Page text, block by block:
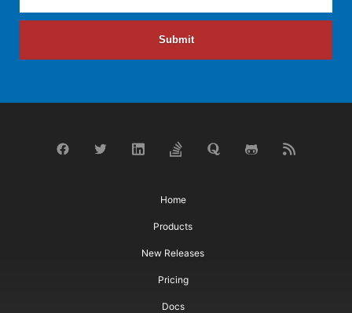
Submit
Home
Products
New Releases
Pricing
Docs